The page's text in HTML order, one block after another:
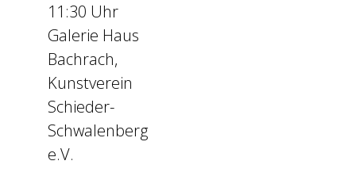
11:30 Uhr
Galerie Haus
Bachrach,
Kunstverein
Schieder-
Schwalenberg
e.V.